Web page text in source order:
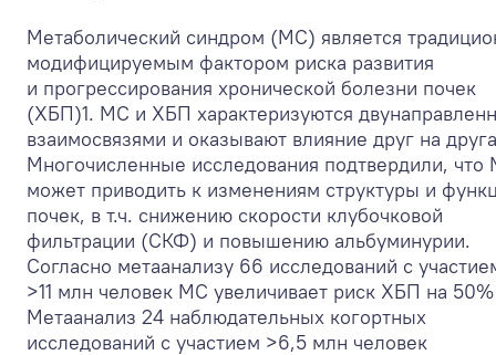
Метаболический синдром (МС) является
модифицируемым фактором риска развития
и прогрессирования хронической болезни почек
(ХБП)1. МС и ХБП характеризуются
взаимосвязями и оказывают влияние друг на
Многочисленные исследования подтвердили,
может приводить к изменениям структуры и
почек, в т.ч. снижению скорости клубочковой
фильтрации (СКФ) и повышению альбуминурии.
Согласно метаанализу 66 исследований с
>11 млн человек МС увеличивает риск ХБП на
Метаанализ 24 наблюдательных когортных
исследований с участием >6,5 млн человек